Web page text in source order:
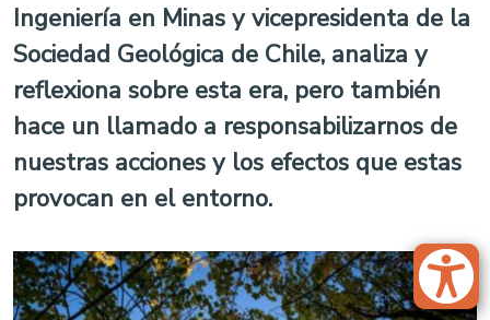
Ingeniería en Minas y vicepresidenta de la
Sociedad Geológica de Chile, analiza y
reflexiona sobre esta era, pero también
hace un llamado a responsabilizarnos de
nuestras acciones y los efectos que estas
provocan en el entorno.